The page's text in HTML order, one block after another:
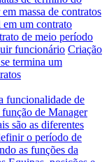
massa de contratos
em um contrato
de meio período
funcionário Criação
termina um
funcionalidade de
função de Manager
são as diferentes
o período de
as funções da